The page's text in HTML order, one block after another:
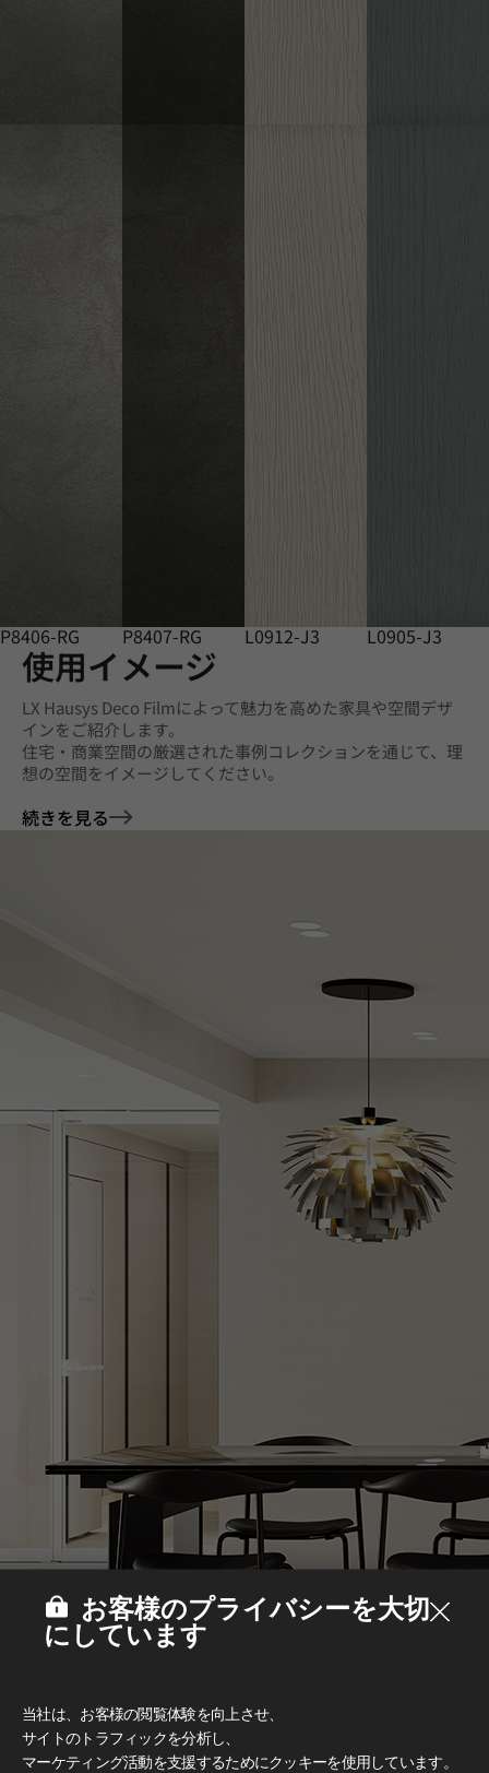
P8406-RG P8407-RG L0912-J3 L0905-J3
使用イメージ
LX Hausys Deco Filmによって魅力を高めた家具や空間デザ
インをご紹介します。
住宅・商業空間の厳選された事例コレクションを通じて、理
想の空間をイメージしてください。
続きを見る
お客様のプライバシーを大切
にしています
当社は、お客様の閲覧体験を向上させ、
サイトのトラフィックを分析し、
マーケティング活動を支援するためにクッキーを使用しています。